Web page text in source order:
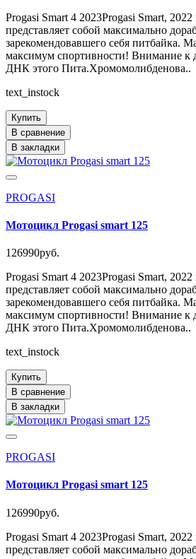
Progasi Smart 4 2023Progasi Smart,
представляет собой максимально
зарекомендовавшего себя питбайка.
максимум спортивности! Внимание к
ДНК этого Пита.Хромомолибденова..
text_instock
Купить
В сравнение
В закладки
PROGASI
Мотоцикл Progasi smart 125
126990руб.
Progasi Smart 4 2023Progasi Smart,
представляет собой максимально
зарекомендовавшего себя питбайка.
максимум спортивности! Внимание к
ДНК этого Пита.Хромомолибденова..
text_instock
Купить
В сравнение
В закладки
PROGASI
Мотоцикл Progasi smart 125
126990руб.
Progasi Smart 4 2023Progasi Smart,
представляет собой максимально